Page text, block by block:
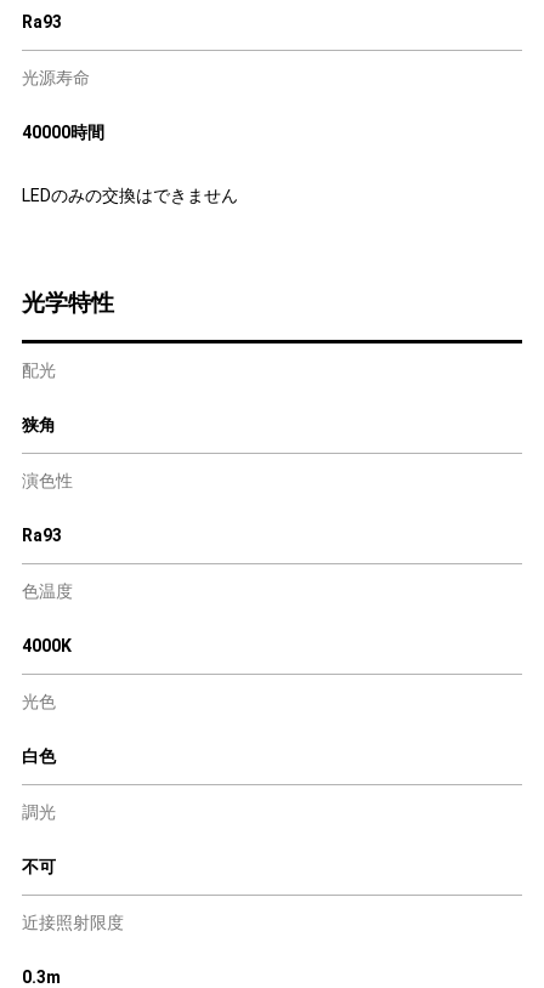
Ra93
光源寿命
40000時間
LEDのみの交換はできません
光学特性
配光
狭角
演色性
Ra93
色温度
4000K
光色
白色
調光
不可
近接照射限度
0.3m